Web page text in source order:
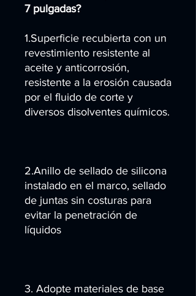
7 pulgadas?
1.Superficie recubierta con un
revestimiento resistente al
aceite y anticorrosión,
resistente a la erosión causada
por el fluido de corte y
diversos disolventes químicos.
2.Anillo de sellado de silicona
instalado en el marco, sellado
de juntas sin costuras para
evitar la penetración de
líquidos
3. Adopte materiales de base